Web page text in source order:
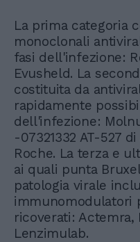
La prima categoria
monoclonali
fasi dell'infezione:
Evusheld. La
costituita da
rapidamente
dell'infezione:
-07321332 AT-527
Roche. La terza e
ai quali punta
patologia virale
immunomodulatori
ricoverati:
Lenzimulab.